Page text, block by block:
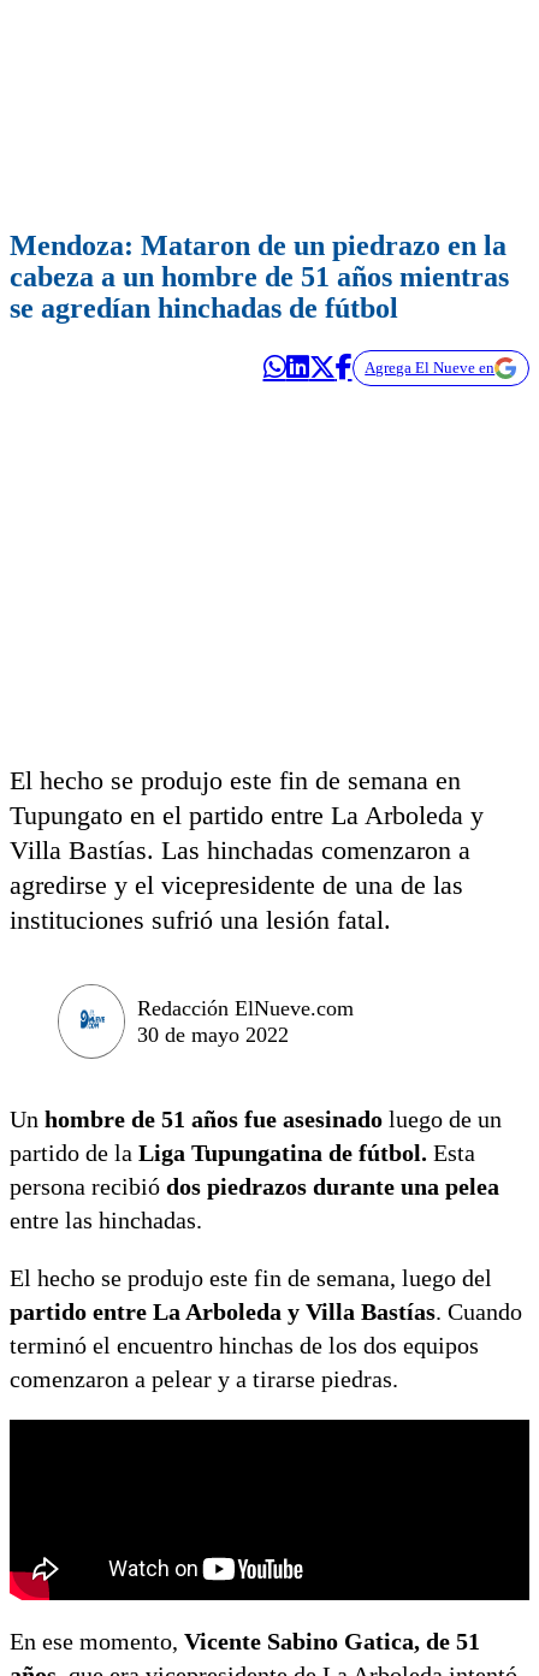
Mendoza: Mataron de un piedrazo en la
cabeza a un hombre de 51 años mientras
se agredían hinchadas de fútbol
Agrega El Nueve en
El hecho se produjo este fin de semana en
Tupungato en el partido entre La Arboleda y
Villa Bastías. Las hinchadas comenzaron a
agredirse y el vicepresidente de una de las
instituciones sufrió una lesión fatal.
Redacción ElNueve.com
30 de mayo 2022
Un hombre de 51 años fue asesinado luego de un
partido de la Liga Tupungatina de fútbol. Esta
persona recibió dos piedrazos durante una pelea
entre las hinchadas.
El hecho se produjo este fin de semana, luego del
partido entre La Arboleda y Villa Bastías. Cuando
terminó el encuentro hinchas de los dos equipos
comenzaron a pelear y a tirarse piedras.
En ese momento, Vicente Sabino Gatica, de 51